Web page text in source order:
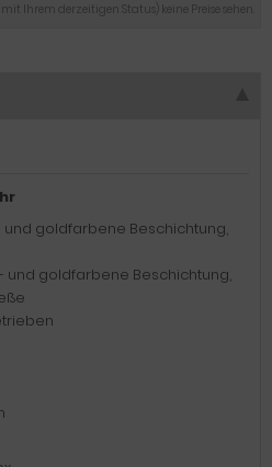
Ihrem derzeitigen Status) keine Preise sehen.
goldfarbene Beschichtung,
und goldfarbene Beschichtung,